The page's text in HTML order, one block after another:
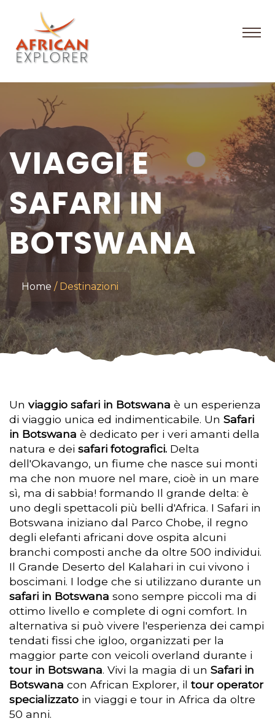
VIAGGI E
SAFARI IN
BOTSWANA
Home Destinazioni
Un viaggio safari in Botswana è un esperienza
di viaggio unica ed indimenticabile. Un Safari
in Botswana è dedicato per i veri amanti della
natura e dei safari fotografici. Delta
dell'Okavango, un fiume che nasce sui monti
ma che non muore nel mare, cioè in un mare
sì, ma di sabbia! formando Il grande delta: è
uno degli spettacoli più belli d'Africa. I Safari in
Botswana iniziano dal Parco Chobe, il regno
degli elefanti africani dove ospita alcuni
branchi composti anche da oltre 500 individui.
Il Grande Deserto del Kalahari in cui vivono i
boscimani. I lodge che si utilizzano durante un
safari in Botswana sono sempre piccoli ma di
ottimo livello e complete di ogni comfort. In
alternativa si può vivere l'esperienza dei campi
tendati fissi che igloo, organizzati per la
maggior parte con veicoli overland durante i
tour in Botswana. Vivi la magia di un Safari in
Botswana con African Explorer, il tour operator
specializzato in viaggi e tour in Africa da oltre
50 anni.